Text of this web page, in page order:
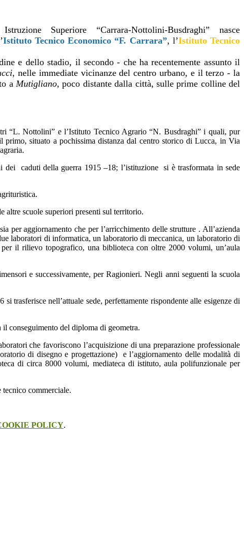
Superiore “Carrara-Nottolini-Busdraghi” nasce
Istituto Tecnico Economico “F. Carrara”, l’Istituto Tecnico
e dello stadio, il secondo - che ha recentemente assunto il
, nelle immediate vicinanze del centro urbano, e il terzo - la
a Mutigliano, poco distante dalla città, sulle prime colline del
“L. Nottolini” e l’Istituto Tecnico Agrario “N. Busdraghi” i quali, pur
situato a pochissima distanza dal centro storico di Lucca, in Via
caduti della guerra 1915 –18; l’istituzione si è trasformata in sede
altre scuole superiori presenti sul territorio.
per aggiornamento che per l’arricchimento delle strutture . All’azienda
laboratori di informatica, un laboratorio di meccanica, un laboratorio di
il rilievo topografico, una biblioteca con oltre 2000 volumi, un’aula
e successivamente, per Ragionieri. Negli anni seguenti la scuola
trasferisce nell’attuale sede, perfettamente rispondente alle esigenze di
conseguimento del diploma di geometra.
che favoriscono l’acquisizione di una preparazione professionale
di disegno e progettazione) e l’aggiornamento delle modalità di
di circa 8000 volumi, mediateca di istituto, aula polifunzionale per
tecnico commerciale.
POLICY.